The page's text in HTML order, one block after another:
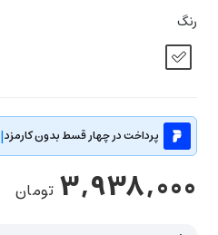
رنگ
پرداخت در چهار قسط بدون کارمزد|
3,938,000 تومان